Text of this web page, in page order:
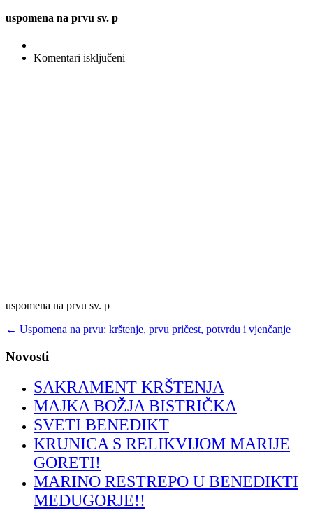
uspomena na prvu sv. p
Komentari isključeni
uspomena na prvu sv. p
← Uspomena na prvu: krštenje, prvu pričest, potvrdu i vjenčanje
Novosti
SAKRAMENT KRŠTENJA
MAJKA BOŽJA BISTRIČKA
SVETI BENEDIKT
KRUNICA S RELIKVIJOM MARIJE
GORETI!
MARINO RESTREPO U BENEDIKTI
MEĐUGORJE!!